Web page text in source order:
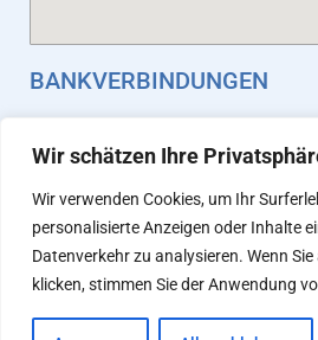
Wir schätzen Ihre
Wir verwenden Cookies, um Ihr
personalisierte Anzeigen oder Inhalte
Datenverkehr zu analysieren. Wenn
klicken, stimmen Sie der Anwendung
BANKVERBINDUNGEN
BIC/Swift: WUPSDE33XXX